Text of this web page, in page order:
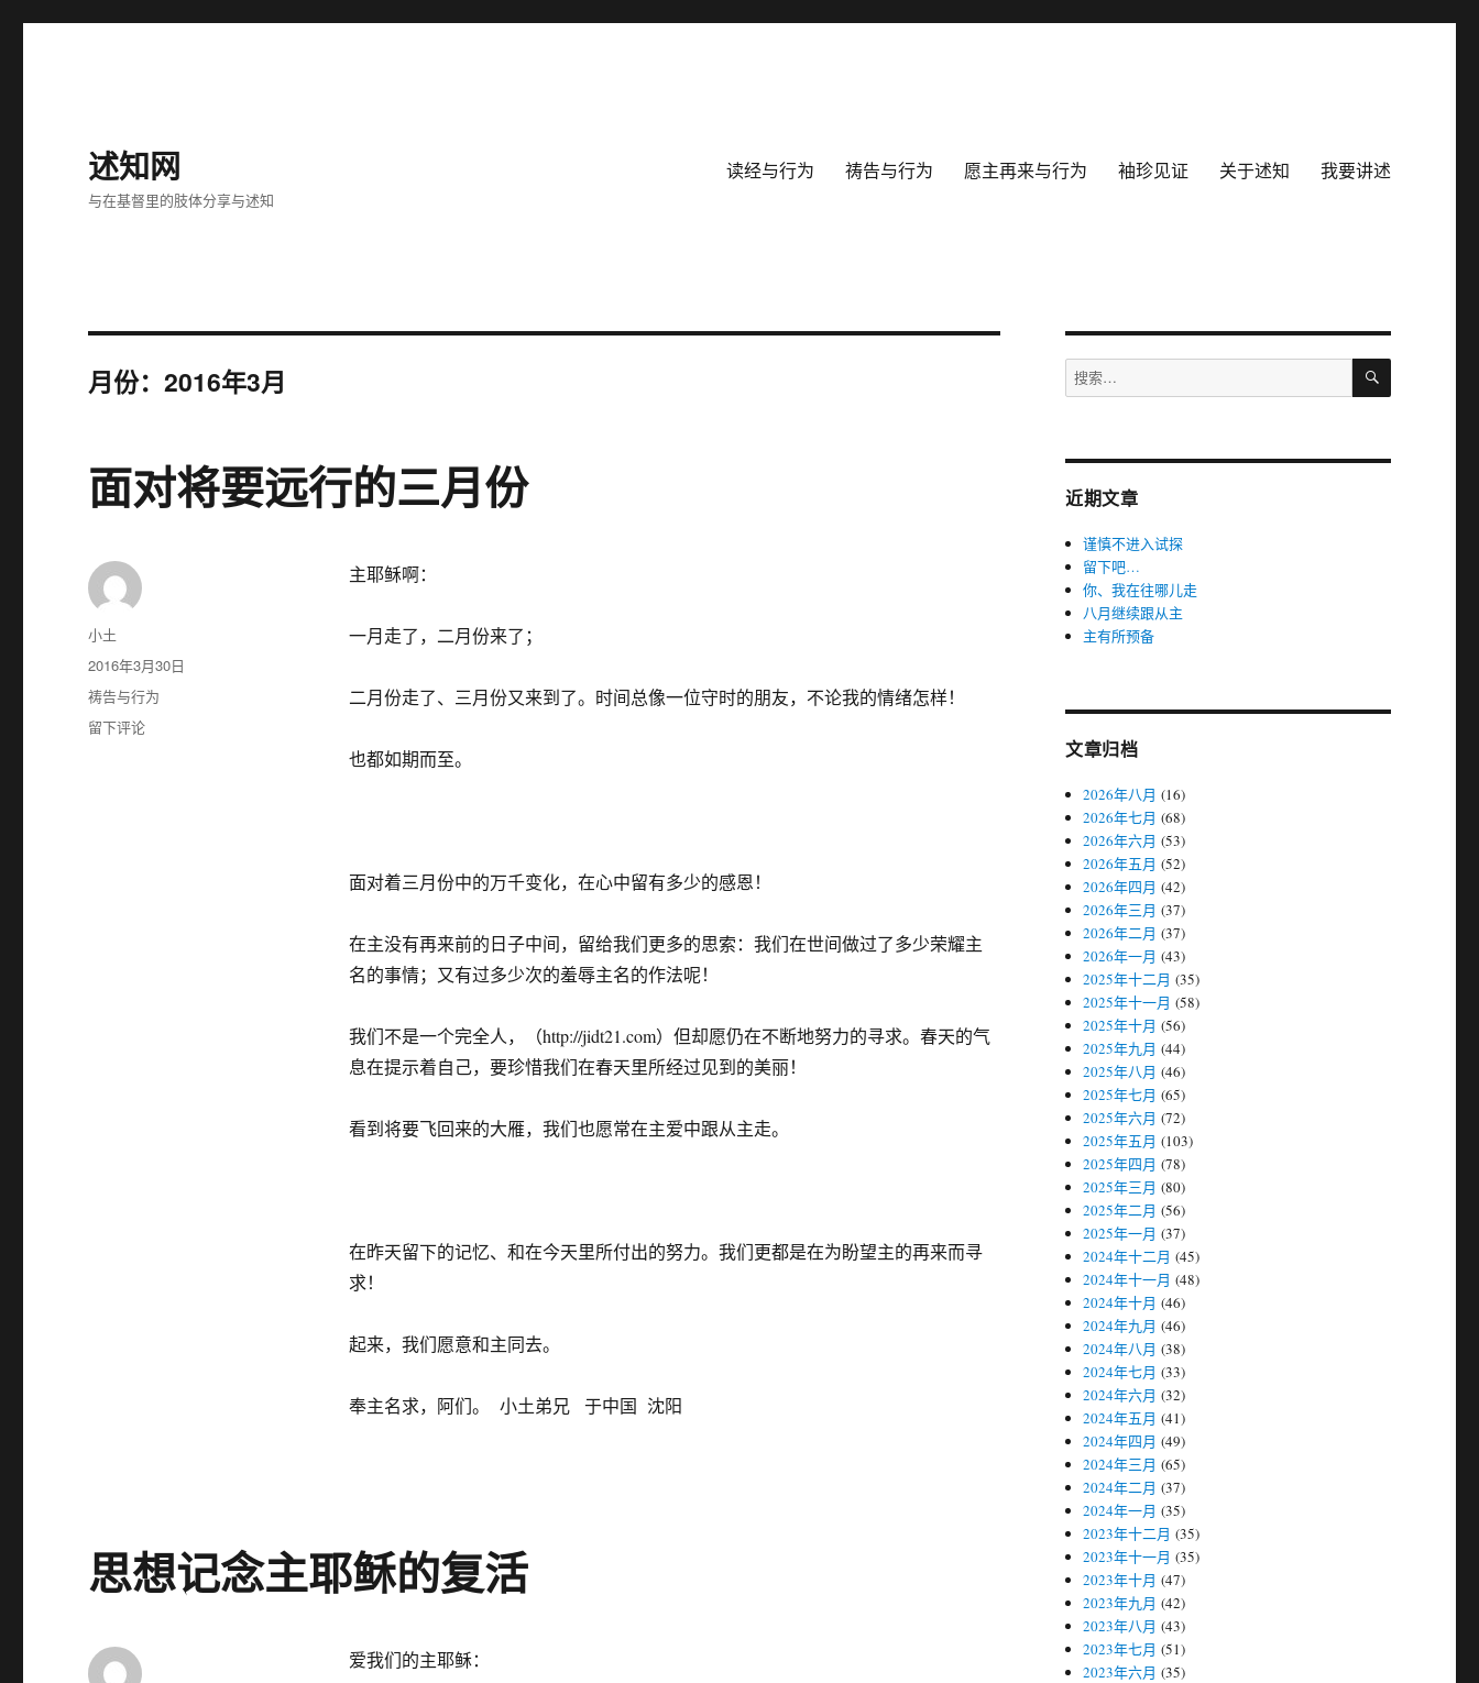
述知网
与在基督里的肢体分享与述知
读经与行为 祷告与行为 愿主再来与行为 袖珍见证 关于述知 我要讲述
月份：2016年3月
面对将要远行的三月份
主耶稣啊：
一月走了，二月份来了；
二月份走了、三月份又来到了。时间总像一位守时的朋友，不论我的情绪怎样！
也都如期而至。
面对着三月份中的万千变化，在心中留有多少的感恩！
在主没有再来前的日子中间，留给我们更多的思索：我们在世间做过了多少荣耀主
名的事情；又有过多少次的羞辱主名的作法呢！
我们不是一个完全人，（http://jidt21.com）但却愿仍在不断地努力的寻求。春天的气
息在提示着自己，要珍惜我们在春天里所经过见到的美丽！
看到将要飞回来的大雁，我们也愿常在主爱中跟从主走。
在昨天留下的记忆、和在今天里所付出的努力。我们更都是在为盼望主的再来而寻
求！
起来，我们愿意和主同去。
奉主名求，阿们。 小土弟兄 于中国 沈阳
作
者
小土
发
布
于
2016年3月30日
分
类
祷告与行为
于
留下评论
思想记念主耶稣的复活
爱我们的主耶稣：
搜
索：
搜
近期文章
谨慎不进入试探
留下吧…
你、我在往哪儿走
八月继续跟从主
主有所预备
文章归档
2026年八月 (16)
2026年七月 (68)
2026年六月 (53)
2026年五月 (52)
2026年四月 (42)
2026年三月 (37)
2026年二月 (37)
2026年一月 (43)
2025年十二月 (35)
2025年十一月 (58)
2025年十月 (56)
2025年九月 (44)
2025年八月 (46)
2025年七月 (65)
2025年六月 (72)
2025年五月 (103)
2025年四月 (78)
2025年三月 (80)
2025年二月 (56)
2025年一月 (37)
2024年十二月 (45)
2024年十一月 (48)
2024年十月 (46)
2024年九月 (46)
2024年八月 (38)
2024年七月 (33)
2024年六月 (32)
2024年五月 (41)
2024年四月 (49)
2024年三月 (65)
2024年二月 (37)
2024年一月 (35)
2023年十二月 (35)
2023年十一月 (35)
2023年十月 (47)
2023年九月 (42)
2023年八月 (43)
2023年七月 (51)
2023年六月 (35)